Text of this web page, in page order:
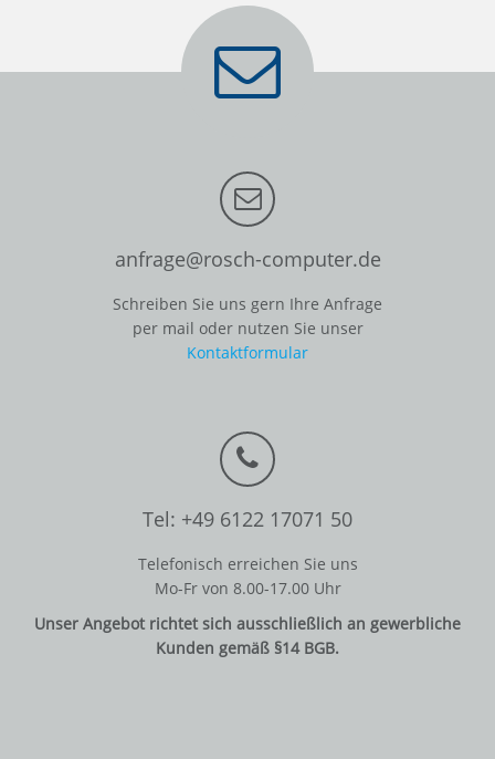
anfrage@rosch-computer.de
Schreiben Sie uns gern Ihre Anfrage
per mail oder nutzen Sie unser
Kontaktformular
Tel: +49 6122 17071 50
Telefonisch erreichen Sie uns
Mo-Fr von 8.00-17.00 Uhr
Unser Angebot richtet sich ausschließlich an gewerbliche
Kunden gemäß §14 BGB.